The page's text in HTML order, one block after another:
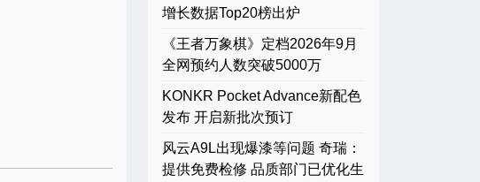
增长数据Top20榜出炉
《王者万象棋》定档2026年9月
全网预约人数突破5000万
KONKR Pocket Advance新配色
发布 开启新批次预订
风云A9L出现爆漆等问题 奇瑞：
提供免费检修 品质部门已优化生